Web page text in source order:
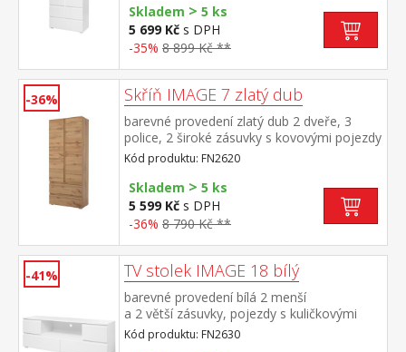
Skladem > 5 ks
5 699 Kč s DPH
-35% 8 899 Kč **
-36% Skříň IMAGE 7 zlatý dub
barevné provedení zlatý dub 2 dveře, 3
police, 2 široké zásuvky s kovovými pojezdy
Kód produktu: FN2620
Skladem > 5 ks
5 599 Kč s DPH
-36% 8 790 Kč **
-41% TV stolek IMAGE 18 bílý
barevné provedení bílá 2 menší
a 2 větší zásuvky, pojezdy s kuličkovými
ložisky
Kód produktu: FN2630